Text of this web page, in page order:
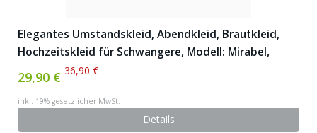
Elegantes Umstandskleid, Abendkleid, Brautkleid,
Hochzeitskleid für Schwangere, Modell: Mirabel,
Cappuccino
29,90 € 36,90 €
inkl. 19% gesetzlicher MwSt.
Details